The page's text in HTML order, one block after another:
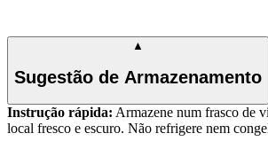
▲
Sugestão de Armazenamento
Instrução rápida: Armazene num frasco de
local fresco e escuro. Não refrigere nem